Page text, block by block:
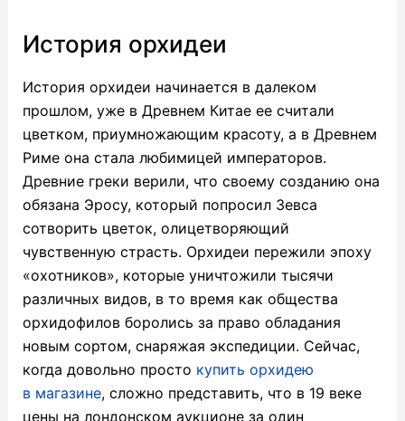
История орхидеи
История орхидеи начинается в далеком
прошлом, уже в Древнем Китае ее считали
цветком, приумножающим красоту, а в Древнем
Риме она стала любимицей императоров.
Древние греки верили, что своему созданию она
обязана Эросу, который попросил Зевса
сотворить цветок, олицетворяющий
чувственную страсть. Орхидеи пережили эпоху
«охотников», которые уничтожили тысячи
различных видов, в то время как общества
орхидофилов боролись за право обладания
новым сортом, снаряжая экспедиции. Сейчас,
когда довольно просто купить орхидею
в магазине, сложно представить, что в 19 веке
цены на лондонском аукционе за один